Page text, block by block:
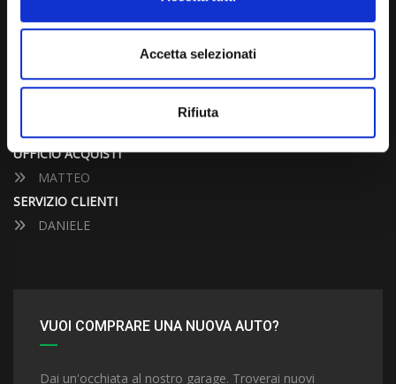
Accetta selezionati
Rifiuta
CONTATTA UN CONSULENTE
UFFICIO VENDITE
UFFICIO ACQUISTI
MATTEO
SERVIZIO CLIENTI
DANIELE
VUOI COMPRARE UNA NUOVA AUTO?
Dai un'occhiata al nostro garage. Troverai nuovi